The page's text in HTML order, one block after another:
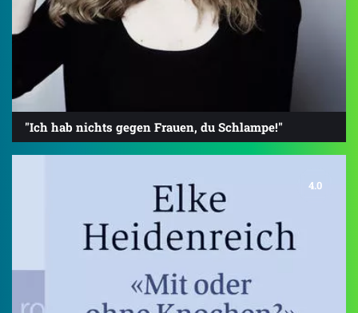
"Ich hab nichts gegen Frauen, du Schlampe!"
4.0